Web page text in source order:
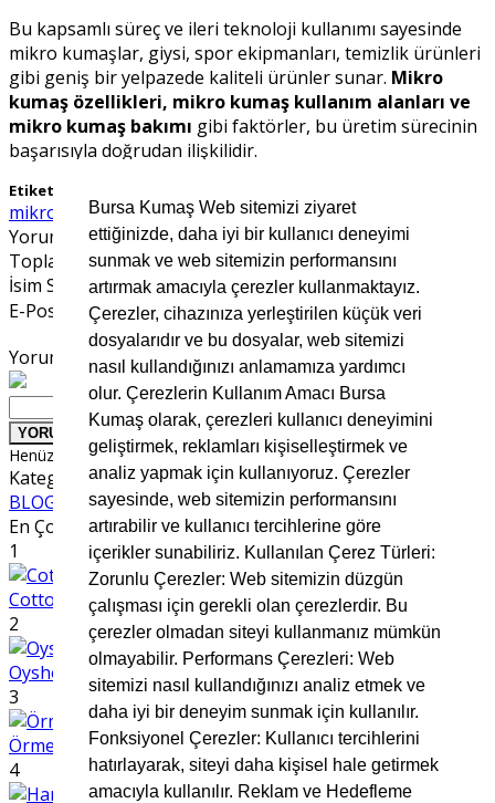
Bursa Kumaş Web sitemizi ziyaret
ettiğinizde, daha iyi bir kullanıcı deneyimi
sunmak ve web sitemizin performansını
artırmak amacıyla çerezler kullanmaktayız.
Çerezler, cihazınıza yerleştirilen küçük veri
dosyalarıdır ve bu dosyalar, web sitemizi
nasıl kullandığınızı anlamamıza yardımcı
olur. Çerezlerin Kullanım Amacı Bursa
Kumaş olarak, çerezleri kullanıcı deneyimini
geliştirmek, reklamları kişiselleştirmek ve
analiz yapmak için kullanıyoruz. Çerezler
sayesinde, web sitemizin performansını
artırabilir ve kullanıcı tercihlerine göre
içerikler sunabiliriz. Kullanılan Çerez Türleri:
Zorunlu Çerezler: Web sitemizin düzgün
çalışması için gerekli olan çerezlerdir. Bu
çerezler olmadan siteyi kullanmanız mümkün
olmayabilir. Performans Çerezleri: Web
sitemizi nasıl kullandığınızı analiz etmek ve
daha iyi bir deneyim sunmak için kullanılır.
Fonksiyonel Çerezler: Kullanıcı tercihlerini
hatırlayarak, siteyi daha kişisel hale getirmek
amacıyla kullanılır. Reklam ve Hedefleme
Bu kapsamlı süreç ve ileri teknoloji kullanımı sayesinde
mikro kumaşlar, giysi, spor ekipmanları, temizlik ürünleri
gibi geniş bir yelpazede kaliteli ürünler sunar. Mikro
kumaş özellikleri, mikro kumaş kullanım alanları ve
mikro kumaş bakımı gibi faktörler, bu üretim sürecinin
başarısıyla doğrudan ilişkilidir.
Etiketler
mikro kumaş özellikleriMikro Kumaşmikro kumaş nedir
Yorum bırakın
Toplam Yorum Sayısı0
İsim Soyisim*
E-Posta Adresiniz *
Yorumunuz*
YORUMU GÖNDER
Henüz yorum eklenmemiş
Kategoriler
BLOG
En Çok Okunan Yazılar
1
Cotton Kumaş Nedir
2
Oysho Kumaş Nedir
3
Örme Dabıl Kumaş
4